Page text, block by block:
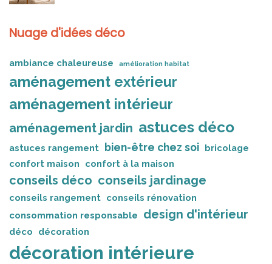
Nuage d'idées déco
ambiance chaleureuse amélioration habitat
aménagement extérieur
aménagement intérieur
aménagement jardin astuces déco
astuces rangement bien-être chez soi bricolage
confort maison
confort à la maison
conseils déco conseils jardinage
conseils rangement conseils rénovation
consommation responsable
design d'intérieur
déco décoration
décoration intérieure